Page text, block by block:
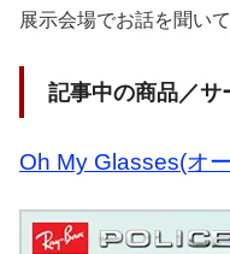
展示会場でお話を聞い
記事中の商品／サ
Oh My Glasses(オ